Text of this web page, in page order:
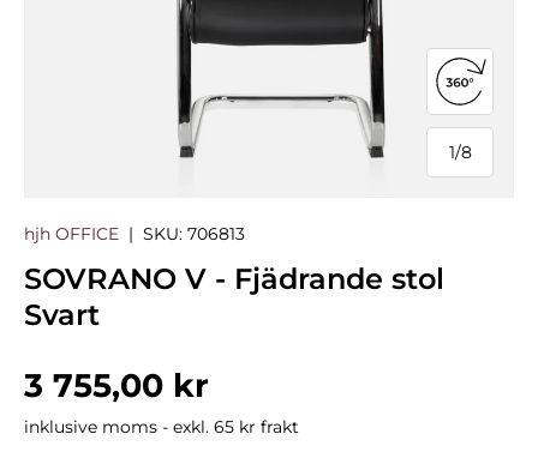
1/
från
8
Öppna
hjh OFFICE | SKU: 706813
SOVRANO V - Fjädrande stol
Svart
Normalpris
3 755,00 kr
inklusive moms - exkl. 65 kr frakt